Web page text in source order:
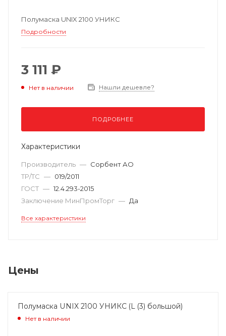
Полумаска UNIX 2100 УНИКС
Подробности
3 111 ₽
Нет в наличии Нашли дешевле?
ПОДРОБНЕЕ
Характеристики
Производитель — Сорбент АО
ТР/ТС — 019/2011
ГОСТ — 12.4.293-2015
Заключение МинПромТорг — Да
Все характеристики
Цены
Полумаска UNIX 2100 УНИКС (L (3) большой)
Нет в наличии